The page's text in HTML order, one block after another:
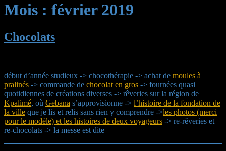
Mois : février 2019
Chocolats
début d’année studieux -> chocothérapie -> achat de moules à
pralinés -> commande de chocolat en gros -> fournées quasi
quotidiennes de créations diverses -> rêveries sur la région de
Kpalimé, où Gebana s’approvisionne -> l’histoire de la fondation de
la ville que je lis et relis sans rien y comprendre ->les photos (merci
pour le modèle) et les histoires de deux voyageurs -> re-rêveries et
re-chocolats -> la messe est dite